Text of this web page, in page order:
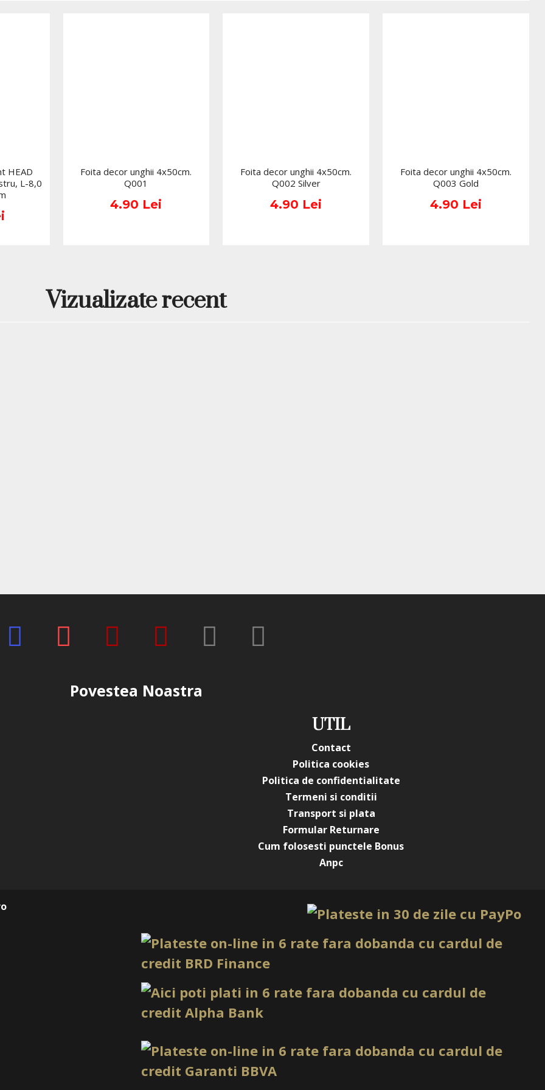
HEAD
L-8,0
Foita decor unghii 4x50cm.
Q001
4.90 Lei
Foita decor unghii 4x50cm.
Q002 Silver
4.90 Lei
Foita decor unghii 4x50cm.
Q003 Gold
4.90 Lei
Vizualizate recent
Povestea Noastra
UTIL
Contact
Politica cookies
Politica de confidentialitate
Termeni si conditii
Transport si plata
Formular Returnare
Cum folosesti punctele Bonus
Anpc